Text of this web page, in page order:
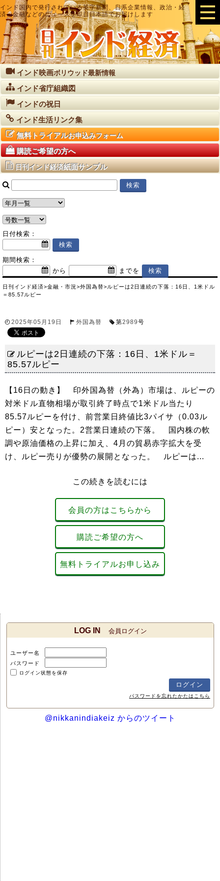
インド国内で発行されている英字新聞、日系企業情報、政治・経
済・金融などのニュースを即日日本語でお届けします
インド映画ボリウッド最新情報
インド省庁組織図
インドの祝日
インド生活リンク集
無料トライアルお申込みフォーム
購読ご希望の方へ
日刊インド経済紙面サンプル
日付検索：
期間検索：
から
までを
日刊インド経済>金融・市況 >外国為替>ルピーは2日連続の下落：16日、1米ドル
＝85.57ルピー
2025年05月19日 外国為替 第2989号
ルピーは2日連続の下落：16日、1米ドル＝
85.57ルピー
【16日の動き】 印外国為替（外為）市場は、ルピーの
対米ドル直物相場が取引終了時点で1米ドル当たり
85.57ルピーを付け、前営業日終値比3パイサ（0.03ル
ピー）安となった。2営業日連続の下落。 国内株の軟
調や原油価格の上昇に加え、4月の貿易赤字拡大を受
け、ルピー売りが優勢の展開となった。 ルピーは...
この続きを読むには
会員の方はこちらから
購読ご希望の方へ
無料トライアルお申し込み
LOG IN 会員ログイン
ユーザー名
パスワード
ログイン状態を保存
パスワードを忘れたかたはこちら
@nikkanindiakeiz からのツイート